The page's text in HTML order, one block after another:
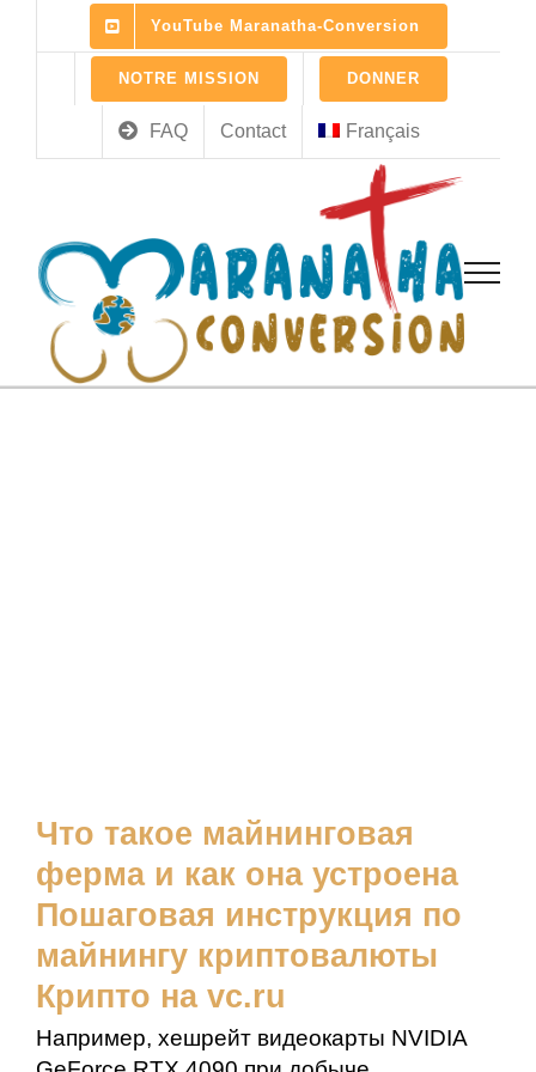
YouTube Maranatha-Conversion
NOTRE MISSION DONNER
FAQ Contact Français
Что такое майнинговая
ферма и как она устроена
Пошаговая инструкция по
майнингу криптовалюты
Крипто на vc.ru
Например, хешрейт видеокарты NVIDIA